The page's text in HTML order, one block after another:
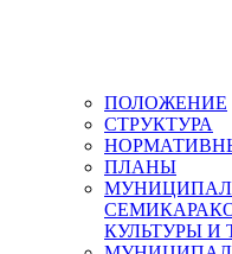
ПОЛОЖЕНИЕ
СТРУКТУРА
ПЛАНЫ
КУЛЬТУРЫ И